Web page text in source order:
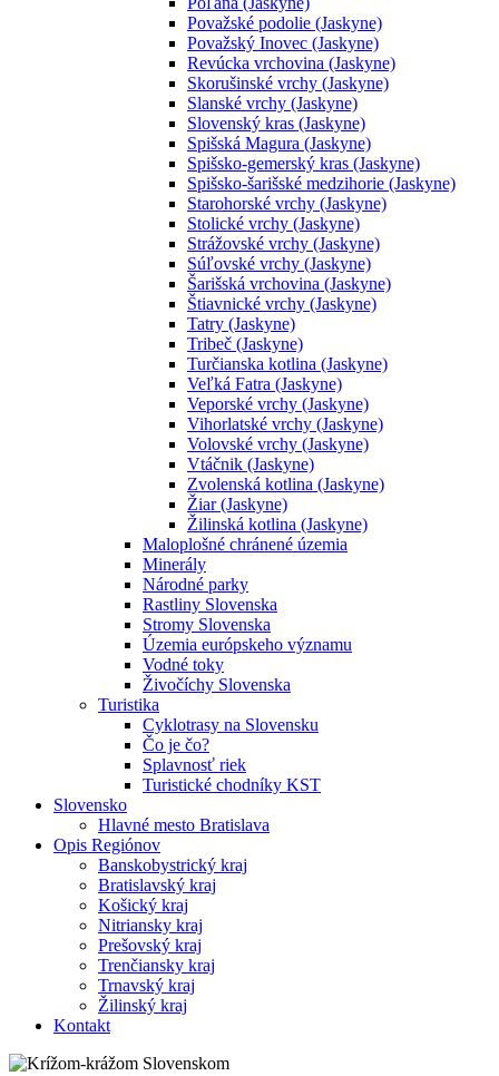
Považské podolie (Jaskyne)
Považský Inovec (Jaskyne)
Revúcka vrchovina (Jaskyne)
Skorušinské vrchy (Jaskyne)
Slanské vrchy (Jaskyne)
Slovenský kras (Jaskyne)
Spišská Magura (Jaskyne)
Spišsko-gemerský kras (Jaskyne)
Spišsko-šarišské medzihorie (Jaskyne)
Starohorské vrchy (Jaskyne)
Stolické vrchy (Jaskyne)
Strážovské vrchy (Jaskyne)
Súľovské vrchy (Jaskyne)
Šarišská vrchovina (Jaskyne)
Štiavnické vrchy (Jaskyne)
Tatry (Jaskyne)
Tribeč (Jaskyne)
Turčianska kotlina (Jaskyne)
Veľká Fatra (Jaskyne)
Veporské vrchy (Jaskyne)
Vihorlatské vrchy (Jaskyne)
Volovské vrchy (Jaskyne)
Vtáčnik (Jaskyne)
Zvolenská kotlina (Jaskyne)
Žiar (Jaskyne)
Žilinská kotlina (Jaskyne)
Maloplošné chránené územia
Minerály
Národné parky
Rastliny Slovenska
Stromy Slovenska
Územia európskeho významu
Vodné toky
Živočíchy Slovenska
Turistika
Cyklotrasy na Slovensku
Čo je čo?
Splavnosť riek
Turistické chodníky KST
Slovensko
Hlavné mesto Bratislava
Opis Regiónov
Banskobystrický kraj
Bratislavský kraj
Košický kraj
Nitriansky kraj
Prešovský kraj
Trenčiansky kraj
Trnavský kraj
Žilinský kraj
Kontakt